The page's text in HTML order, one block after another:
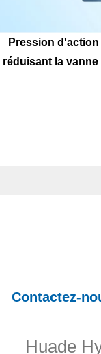
Pression
réduisant la vanne
Contactez-
Huade